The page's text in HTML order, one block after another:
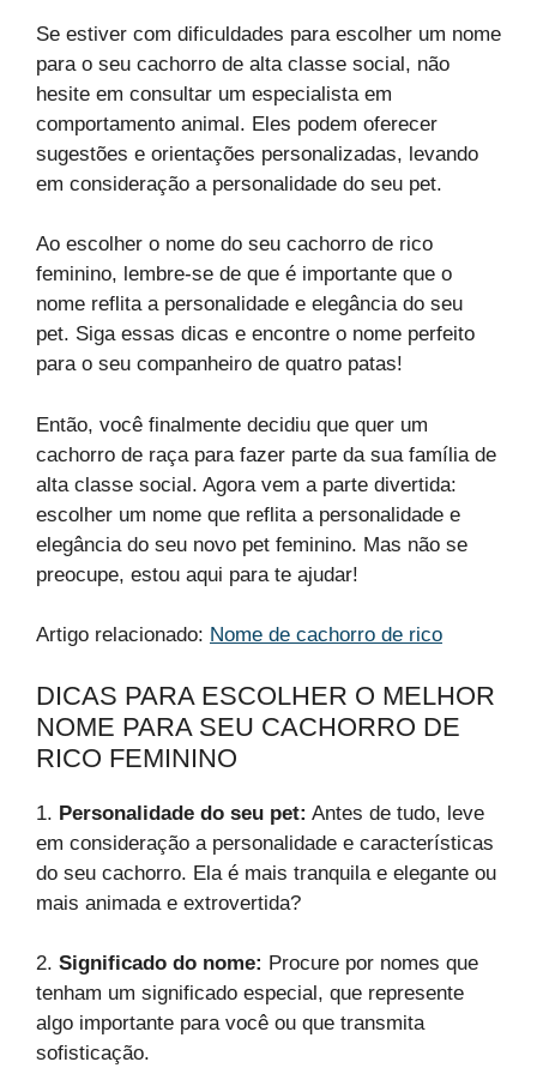
Se estiver com dificuldades para escolher um nome
para o seu cachorro de alta classe social, não
hesite em consultar um especialista em
comportamento animal. Eles podem oferecer
sugestões e orientações personalizadas, levando
em consideração a personalidade do seu pet.
Ao escolher o nome do seu cachorro de rico
feminino, lembre-se de que é importante que o
nome reflita a personalidade e elegância do seu
pet. Siga essas dicas e encontre o nome perfeito
para o seu companheiro de quatro patas!
Então, você finalmente decidiu que quer um
cachorro de raça para fazer parte da sua família de
alta classe social. Agora vem a parte divertida:
escolher um nome que reflita a personalidade e
elegância do seu novo pet feminino. Mas não se
preocupe, estou aqui para te ajudar!
Artigo relacionado: Nome de cachorro de rico
DICAS PARA ESCOLHER O MELHOR
NOME PARA SEU CACHORRO DE
RICO FEMININO
1. Personalidade do seu pet: Antes de tudo, leve
em consideração a personalidade e características
do seu cachorro. Ela é mais tranquila e elegante ou
mais animada e extrovertida?
2. Significado do nome: Procure por nomes que
tenham um significado especial, que represente
algo importante para você ou que transmita
sofisticação.